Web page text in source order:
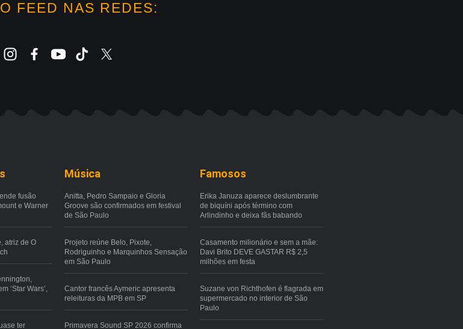
FEED NAS REDES:
fusão
e Warner
atriz de O
‘Star Wars’,
ter
Música
Anitta, Pedro Sampaio e Gloria
Groove são confirmados em festival
de São Paulo
Projeto reúne Belo, Pixote,
Rodriguinho e Marquinhos Sensação
em São Paulo
Cantor francês Aymeric apresenta
releituras da MPB em SP
Primavera Sound SP 2026 confirma
Famosos
Erika Januza aparece deslumbrante
de biquíni após término com
Arlindinho e deixa fãs babando
Casamento milionário e sem a mãe:
Davi Brito DEVE GASTAR R$ 2,5
milhões em festa
Suzane von Richthofen é flagrada em
supermercado no interior de São
Paulo